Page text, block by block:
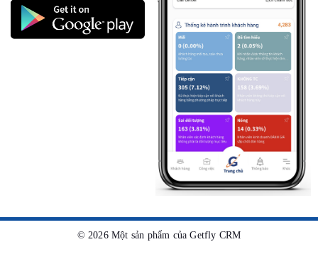
© 2026 Một sản phẩm của Getfly CRM